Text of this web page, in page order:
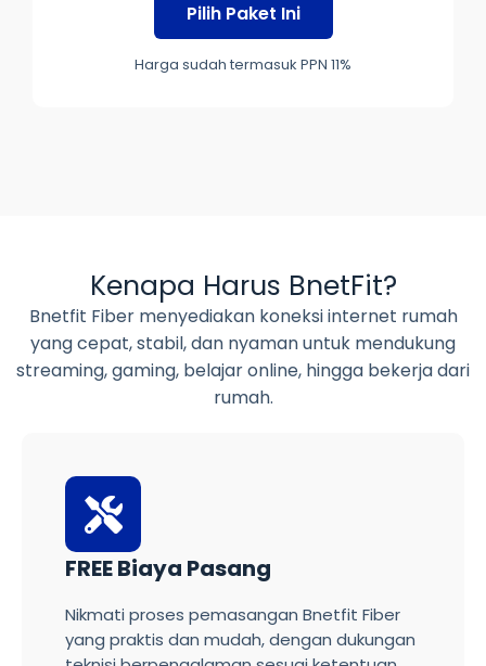
Pilih Paket Ini
Harga sudah termasuk PPN 11%
Kenapa Harus BnetFit?
Bnetfit Fiber menyediakan koneksi internet rumah
yang cepat, stabil, dan nyaman untuk mendukung
streaming, gaming, belajar online, hingga bekerja dari
rumah.
FREE Biaya Pasang
Nikmati proses pemasangan Bnetfit Fiber
yang praktis dan mudah, dengan dukungan